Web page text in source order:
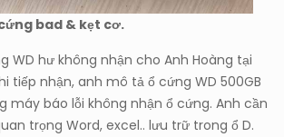
bad & kẹt cơ.
WD hư không nhận cho Anh Hoàng tại
tiếp nhận, anh mô tả ổ cứng WD 500GB
máy báo lỗi không nhận ổ cứng. Anh cần
trọng Word, excel.. lưu trữ trong ổ D.